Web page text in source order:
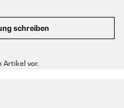
schreiben
Artikel vor.